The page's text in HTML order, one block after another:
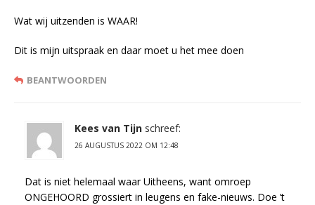
Wat wij uitzenden is WAAR!
Dit is mijn uitspraak en daar moet u het mee doen
BEANTWOORDEN
Kees van Tijn schreef:
26 AUGUSTUS 2022 OM 12:48
Dat is niet helemaal waar Uitheens, want omroep
ONGEHOORD grossiert in leugens en fake-nieuws. Doe ’t